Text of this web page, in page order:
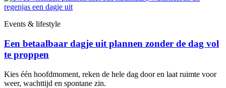
Events & lifestyle
Een betaalbaar dagje uit plannen zonder de dag vol
te proppen
Kies één hoofdmoment, reken de hele dag door en laat ruimte voor
weer, wachttijd en spontane zin.